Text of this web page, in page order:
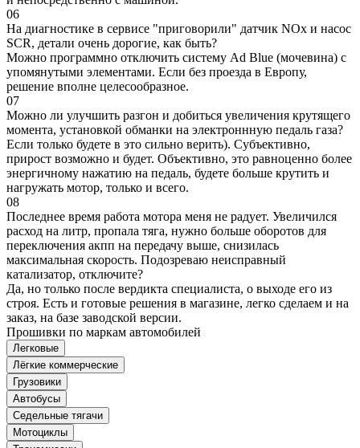
06
На диагностике в сервисе "приговорили" датчик NOx и насос
SCR, детали очень дорогие, как быть?
Можно программно отключить систему Ad Blue (мочевина) с
упомянутыми элементами. Если без проезда в Европу,
решение вполне целесообразное.
07
Можно ли улучшить разгон и добиться увеличения крутящего
момента, установкой обманки на электроннную педаль газа?
Если только будете в это сильно верить). Субъективно,
прирост возможно и будет. Объективно, это равноценно более
энергичному нажатию на педаль, будете больше крутить и
нагружать мотор, только и всего.
08
Последнее время работа мотора меня не радует. Увеличился
расход на литр, пропала тяга, нужно больше оборотов для
переключения акпп на передачу выше, снизилась
максимальная скорость. Подозреваю неисправный
катализатор, отключите?
Да, но только после вердикта специалиста, о выходе его из
строя. Есть и готовые решения в магазине, легко сделаем и на
заказ, на базе заводской версии.
Прошивки по маркам автомобилей
Легковые
Лёгкие коммерческие
Грузовики
Автобусы
Седельные тягачи
Мотоциклы